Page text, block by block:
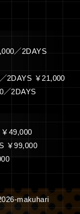
／2DAYS
2DAYS ￥21,000
／2DAYS
49,000
￥99,000
makuhari